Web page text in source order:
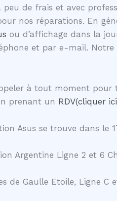
peu de frais et avec
nos réparations. En
ou d’affichage dans la
et par e-mail.
à tout moment pour
prenant un RDV(cliquer
Asus se trouve dans le
Argentine Ligne 2 et 6
de Gaulle Etoile, Ligne C